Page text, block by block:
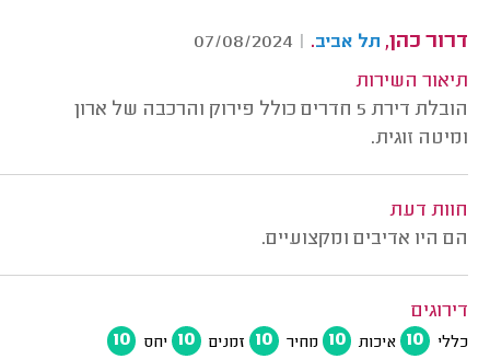
דרור כהן, תל אביב.
|
07/08/2024
תיאור השירות
הובלת דירת 5 חדרים כולל פירוק והרכבה של ארון
ומיטה זוגית.
חוות דעת
הם היו אדיבים ומקצועיים.
דירוגים
כללי 10 איכות 10 מחיר 10 זמנים 10 יחס 10